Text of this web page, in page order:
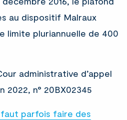
au dispositif Malraux
limite pluriannuelle de 400
administrative d’appel
2022, n° 20BX02345
parfois faire des